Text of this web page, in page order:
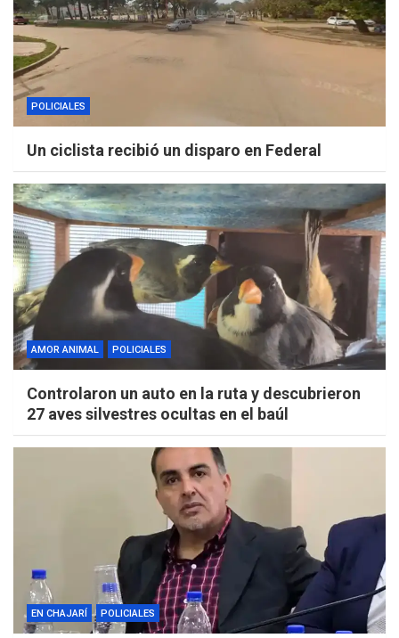
POLICIALES
Un ciclista recibió un disparo en Federal
AMOR ANIMAL POLICIALES
Controlaron un auto en la ruta y descubrieron
27 aves silvestres ocultas en el baúl
EN CHAJARÍ POLICIALES